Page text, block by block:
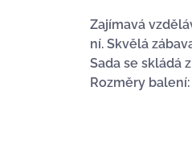
Zajímavá
ní. Skvělá
Sada se skládá
Rozměry